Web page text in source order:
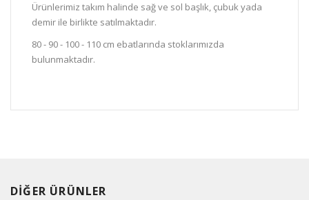
Ürünlerimiz takım halinde sağ ve sol başlık, çubuk yada
demir ile birlikte satılmaktadır.
80 - 90 - 100 - 110 cm ebatlarında stoklarımızda
bulunmaktadır.
DİĞER ÜRÜNLER